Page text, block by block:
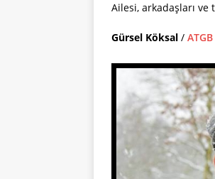
Ailesi, arkadaşları ve
Gürsel Köksal / ATGB